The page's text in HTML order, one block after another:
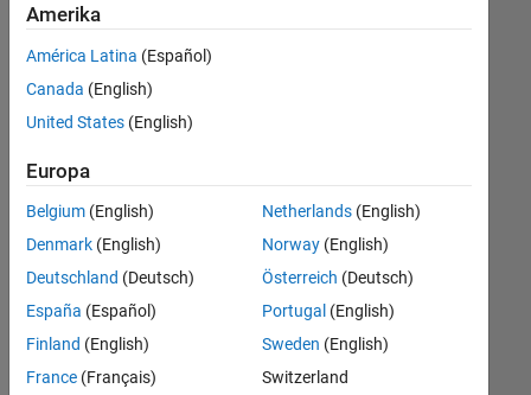
Software Process Engineering
Technical Writing
User Experience
Web Applications and Services
Derzeit
es
keine
offenen
Stellen,
Ihren
Suchkriterien
entsprechen.
können
die
Suchkriterien
weiter
fassen
Amerika
América Latina (Español)
Canada (English)
United States (English)
Europa
Belgium (English)
Denmark (English)
Deutschland (Deutsch)
España (Español)
Finland (English)
France (Français)
Netherlands(English)
Norway(English)
Österreich (Deutsch)
Portugal (English)
Sweden (English)
Switzerland